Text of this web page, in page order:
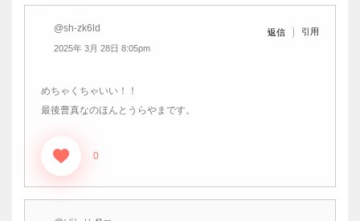
@sh-zk6ld
2025年 3月 28日 8:05pm
返信 引用
めちゃくちゃいい！！
最後曹真なのほんとうらやまです。
0